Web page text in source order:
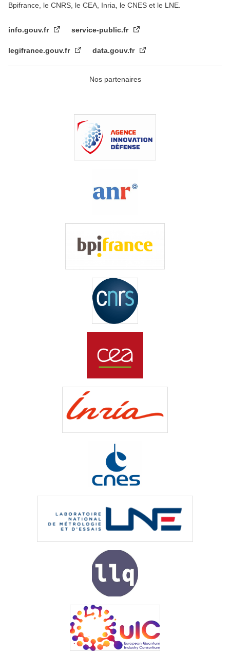
Bpifrance, le CNRS, le CEA, Inria, le CNES et le LNE.
info.gouv.fr service-public.fr
legifrance.gouv.fr data.gouv.fr
Nos partenaires